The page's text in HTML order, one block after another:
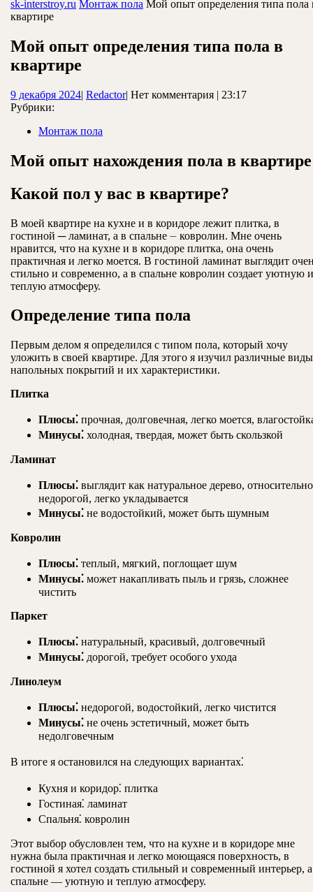
sk-interstroy.ru Монтаж пола Мой опыт определения типа пола
квартире
Мой опыт определения типа пола в
квартире
9 декабря 20249| RedactorRedactor
| Нет комментария | 23:17
Рубрики:
Монтаж пола
Мой опыт нахождения пола в квартире
Какой пол у вас в квартире?
В моей квартире на кухне и в коридоре лежит плитка, в
гостиной ─ ламинат, а в спальне ⏤ ковролин. Мне очень
нравится, что на кухне и в коридоре плитка, она очень
практичная и легко моется. В гостиной ламинат выглядит
стильно и современно, а в спальне ковролин создает уютную и
теплую атмосферу.
Определение типа пола
Первым делом я определился с типом пола, который хочу
уложить в своей квартире. Для этого я изучил различные виды
напольных покрытий и их характеристики.
Плитка
Плюсы⁚ прочная, долговечная, легко моется,
Минусы⁚ холодная, твердая, может быть скользкой
Ламинат
Плюсы⁚ выглядит как натуральное дерево, относительно
недорогой, легко укладывается
Минусы⁚ не водостойкий, может быть шумным
Ковролин
Плюсы⁚ теплый, мягкий, поглощает шум
Минусы⁚ может накапливать пыль и грязь, сложнее
чистить
Паркет
Плюсы⁚ натуральный, красивый, долговечный
Минусы⁚ дорогой, требует особого ухода
Линолеум
Плюсы⁚ недорогой, водостойкий, легко чистится
Минусы⁚ не очень эстетичный, может быть
недолговечным
В итоге я остановился на следующих вариантах⁚
Кухня и коридор⁚ плитка
Гостиная⁚ ламинат
Спальня⁚ ковролин
Этот выбор обусловлен тем, что на кухне и в коридоре мне
нужна была практичная и легко моющаяся поверхность, в
гостиной я хотел создать стильный и современный интерьер,
спальне — уютную и теплую атмосферу.